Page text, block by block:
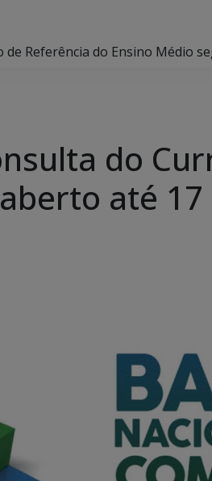
Referência do Ensino Médio
do
até